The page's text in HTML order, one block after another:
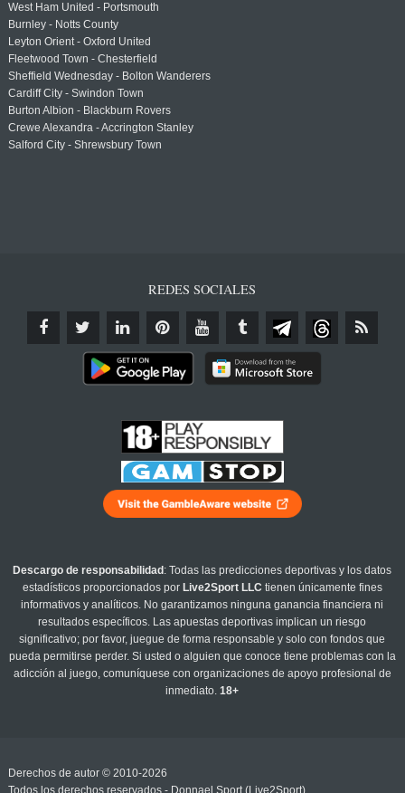
West Ham United - Portsmouth
Burnley - Notts County
Leyton Orient - Oxford United
Fleetwood Town - Chesterfield
Sheffield Wednesday - Bolton Wanderers
Cardiff City - Swindon Town
Burton Albion - Blackburn Rovers
Crewe Alexandra - Accrington Stanley
Salford City - Shrewsbury Town
REDES SOCIALES
Descargo de responsabilidad : Todas las predicciones deportivas y los datos
estadísticos proporcionados por Live2Sport LLC tienen únicamente fines
informativos y analíticos. No garantizamos ninguna ganancia financiera ni
resultados específicos. Las apuestas deportivas implican un riesgo
significativo; por favor, juegue de forma responsable y solo con fondos que
pueda permitirse perder. Si usted o alguien que conoce tiene problemas con la
adicción al juego, comuníquese con organizaciones de apoyo profesional de
inmediato.18+
Derechos de autor © 2010-2026